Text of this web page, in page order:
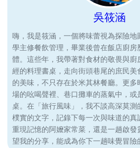
吳筱涵
嗨，我是筱涵，一個將味蕾視為探險地
學主修餐飲管理，畢業後曾在飯店廚房
體。這些年，我帶著對食材的敬畏與廚
經的料理書桌，走向街頭巷尾的庶民美
的美味，不只存在於米其林餐廳。更
場的吆喝聲裡、巷口攤車的蒸氣中，或
桌。在「旅行風味」，我不談高深莫測
樸實的文字，記錄下每一次與味道的真
重現記憶的阿嬤家常菜，還是一趟啟
望我的分享，能成為你下一趟味覺冒險